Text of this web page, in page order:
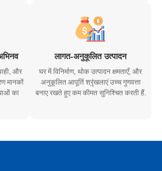
और
मानकों
का
लागत-अनुकूलित उत्पादन
घर में विनिर्माण, थोक उत्पादन क्षमताएँ, और
अनुकूलित आपूर्ति श्रृंखलाएं उच्च गुणवत्ता